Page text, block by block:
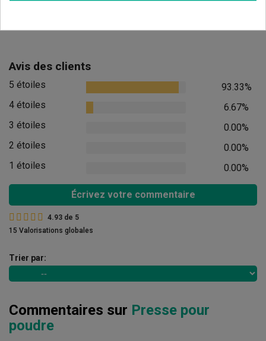
Avis des clients
5 étoiles
93.33%
4 étoiles
6.67%
3 étoiles
0.00%
2 étoiles
0.00%
1 étoiles
0.00%
Écrivez votre commentaire
4.93 de 5
15 Valorisations globales
Trier par:
Commentaires sur Presse pour
poudre